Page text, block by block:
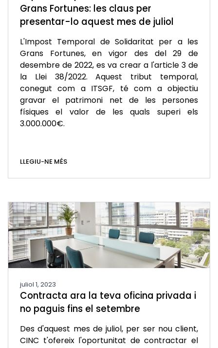
Grans Fortunes: les claus per
presentar-lo aquest mes de juliol
L'Impost Temporal de Solidaritat per a les
Grans Fortunes, en vigor des del 29 de
desembre de 2022, es va crear a l'article 3 de
la Llei 38/2022. Aquest tribut temporal,
conegut com a ITSGF, té com a objectiu
gravar el patrimoni net de les persones
físiques el valor de les quals superi els
3.000.000€.
LLEGIU-NE MÉS
juliol 1, 2023
Contracta ara la teva oficina privada i
no paguis fins el setembre
Des d'aquest mes de juliol, per ser nou client,
CINC t'ofereix l'oportunitat de contractar el